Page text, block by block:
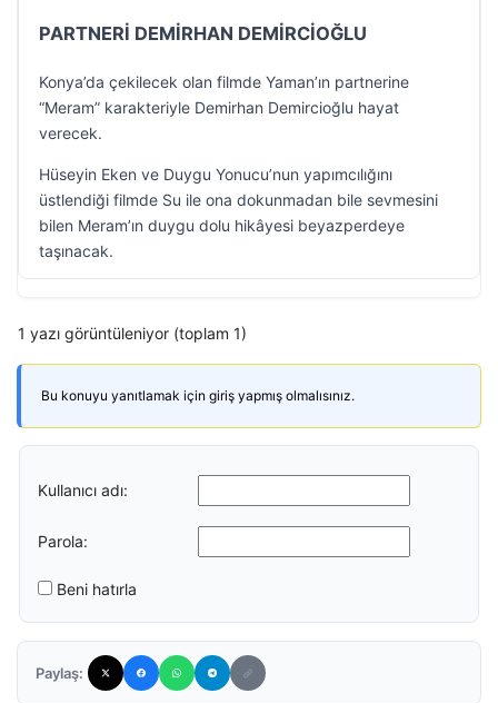
PARTNERİ DEMİRHAN DEMİRCİOĞLU
Konya’da çekilecek olan filmde Yaman’ın partnerine
“Meram” karakteriyle Demirhan Demircioğlu hayat
verecek.
Hüseyin Eken ve Duygu Yonucu’nun yapımcılığını
üstlendiği filmde Su ile ona dokunmadan bile sevmesini
bilen Meram’ın duygu dolu hikâyesi beyazperdeye
taşınacak.
1 yazı görüntüleniyor (toplam 1)
Bu konuyu yanıtlamak için giriş yapmış olmalısınız.
Kullanıcı adı:
Parola:
Beni hatırla
Paylaş: